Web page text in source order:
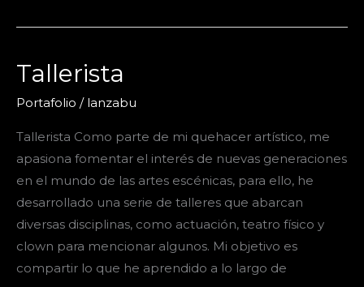
Tallerista
Portafolio / lanzabu
Tallerista Como parte de mi quehacer artístico, me
apasiona fomentar el interés de nuevas generaciones
en el mundo de las artes escénicas, para ello, he
desarrollado una serie de talleres que abarcan
diversas disciplinas, como actuación, teatro físico y
clown para mencionar algunos. Mi objetivo es
compartir lo que he aprendido a lo largo de